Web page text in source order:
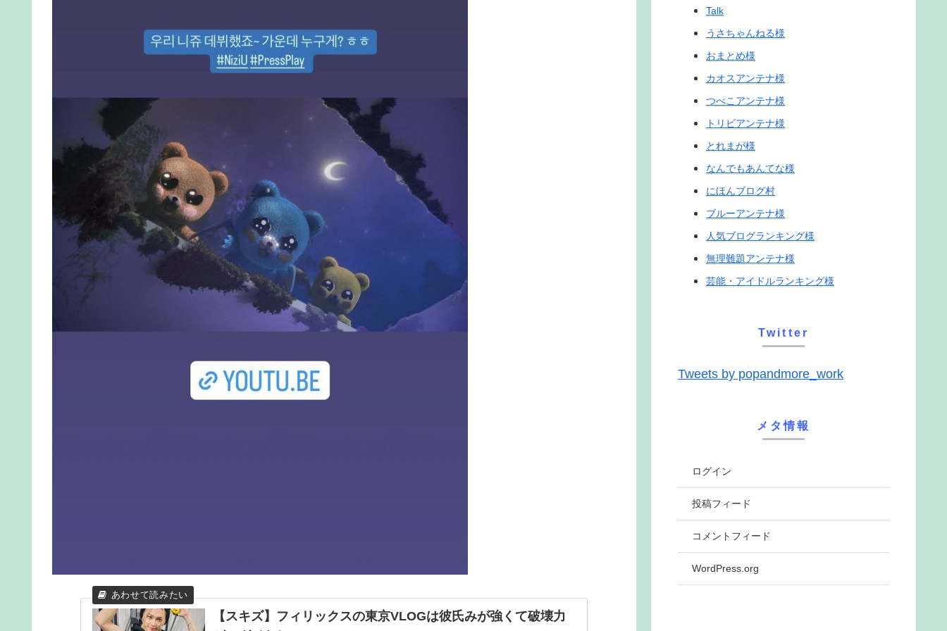
【スキズ】フィリックスの東京VLOGは彼氏みが強くて破壊力
Talk
うさちゃんねる様
おまとめ様
カオスアンテナ様
つべこアンテナ様
トリビアンテナ様
とれまが様
なんでもあんてな様
にほんブログ村
ブルーアンテナ様
人気ブログランキング様
無理難題アンテナ様
芸能・アイドルランキング様
Twitter
Tweets by popandmore_work
メタ情報
ログイン
投稿フィード
コメントフィード
WordPress.org